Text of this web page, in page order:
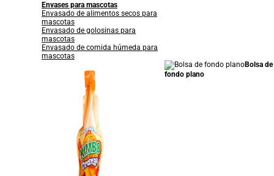
Envases para mascotas
Envasado de alimentos secos para
mascotas
Envasado de golosinas para
mascotas
Envasado de comida húmeda para
mascotas
Bolsa de
fondo plano